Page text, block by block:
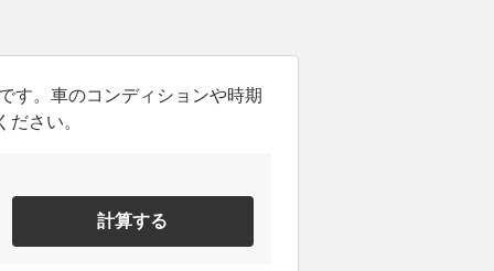
す。車のコンディションや時期
さい。
計算する